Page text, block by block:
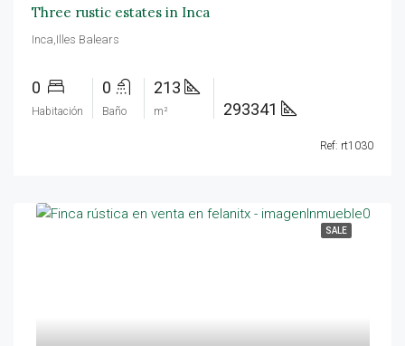
Three rustic estates in Inca
Inca,Illes Balears
0
Habitación
0
Baño
213
m² 293341
Ref: rt1030
SALE